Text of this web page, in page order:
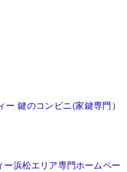
鍵のコンビニ(家鍵専門）
浜松エリア専門ホームペー